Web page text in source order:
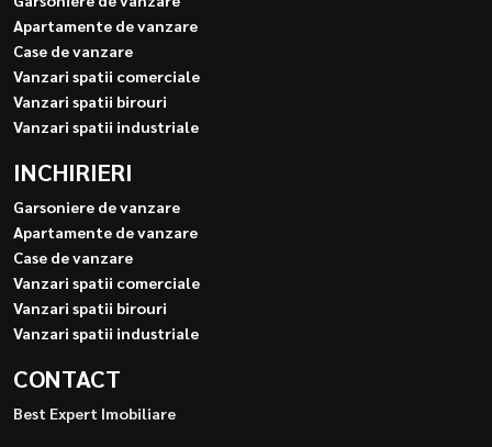
Apartamente de vanzare
Case de vanzare
Vanzari spatii comerciale
Vanzari spatii birouri
Vanzari spatii industriale
INCHIRIERI
Garsoniere de vanzare
Apartamente de vanzare
Case de vanzare
Vanzari spatii comerciale
Vanzari spatii birouri
Vanzari spatii industriale
CONTACT
Best Expert Imobiliare